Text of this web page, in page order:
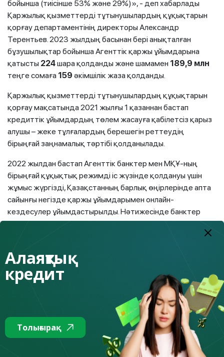
бойынша (тиісінше 53% және 29%)», - деп хабарлады
Қаржылық қызметтерді тұтынушылардың құқықтарын
қорғау департаментінің директоры Александр
Терентьев. 2023 жылдың басынан бері анықталған
бұзушылықтар бойынша Агенттік қаржы ұйымдарына
қатысты 224шара қолданды және шамамен 189,9 млн
теңге сомаға 159 әкімшілік жаза қолданды.
Қаржылық қызметтерді тұтынушылардың құқықтарын
қорғау мақсатында 2021 жылғы 1 қазаннан бастап
кредиттік ұйымдардың төлем жасауға қабілетсіз қарыз
алушы – жеке тұлғалардың берешегін реттеудің
бірыңғай заңнамалық тәртібі қолданылады.
2022 жылдан бастап Агенттік банктер мен МҚҰ-ның
бірыңғай құқықтық режимді іс жүзінде қолдануы үшін
жұмыс жүргізді, Қазақстанның барлық өңірлерінде апта
сайынғы негізде қаржы ұйымдарымен онлайн-
кездесулер ұйымдастырылды. Нәтижесінде банктер
және микроқаржы ұйымдары Агенттіктің талап етуі
микрокредиттер бойынша мерзімі өткен берешекті
реттеудің міндетті тәртібін ескереді. Сонымен бірге
банктер мен МҚҰ Агенттіктің тапсырмасы бойынша
барлық коммуникация құралдарын пайдалана отырып
ақпараттық-түсіндірме жұмысын күшейтті, кредиттерді
қайта құрылымдау тақырыбы бойынша қарыз алушыларға
консультация беру үшін қосымша жедел желілер ашылды.
«Бүгінгі күні мерзімі өткен берешекті реттеу бойынша
Алаяқтық
кредит
Толығырақ